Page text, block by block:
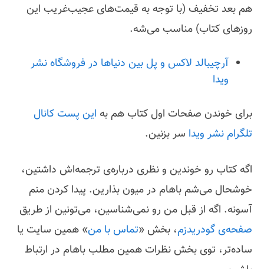
هم بعد تخفیف (با توجه به قیمت‌های عجیب‌غریب این
روزهای کتاب) مناسب می‌شه.
آرچیبالد لاکس و پل بین دنیاها در فروشگاه نشر
ویدا
برای خوندن صفحات اول کتاب هم به این پست کانال
تلگرام نشر ویدا سر بزنین.
اگه کتاب رو خوندین و نظری درباره‌ی ترجمه‌اش داشتین،
خوشحال می‌شم باهام در میون بذارین. پیدا کردن منم
آسونه. اگه از قبل من رو نمی‌شناسین، می‌تونین از طریق
صفحه‌ی گودریدزم، بخش «تماس با من» همین سایت یا
ساده‌تر، توی بخش نظرات همین مطلب باهام در ارتباط